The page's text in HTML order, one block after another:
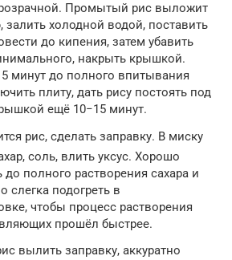
Промытый рис выложит
залить холодной водой, поставить
до кипения, затем убавить
накрыть крышкой.
минут до полного впитывания
плиту, дать рису постоять под
ещё 10−15 минут.
рис, сделать заправку. В миску
соль, влить уксус. Хорошо
полного растворения сахара и
слегка подогреть в
чтобы процесс растворения
прошёл быстрее.
вылить заправку, аккуратно